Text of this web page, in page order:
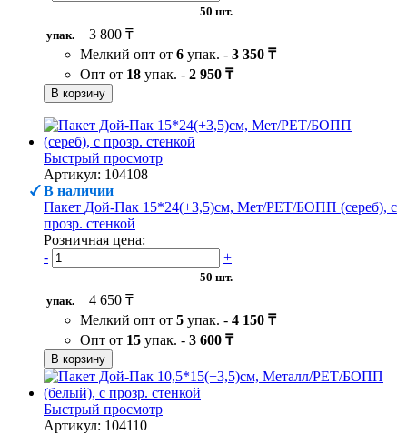
50 шт.
упак.
3 800 ₸
Мелкий опт от 6 упак. - 3 350 ₸
Опт от 18 упак. - 2 950 ₸
В корзину
Быстрый просмотр
Артикул: 104108
В наличии
Пакет Дой-Пак 15*24(+3,5)см, Мет/PET/БОПП (сереб), с
прозр. стенкой
Розничная цена:
-
+
50 шт.
упак.
4 650 ₸
Мелкий опт от 5 упак. - 4 150 ₸
Опт от 15 упак. - 3 600 ₸
В корзину
Быстрый просмотр
Артикул: 104110